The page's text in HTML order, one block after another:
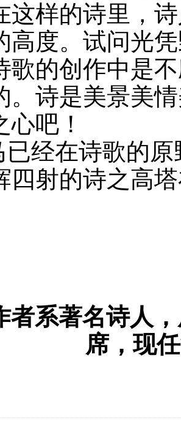
这样的诗里，
高度。试问光
歌的创作中是
。诗是美景美
心吧！
已经在诗歌的
四射的诗之高
者系著名诗人
席，现